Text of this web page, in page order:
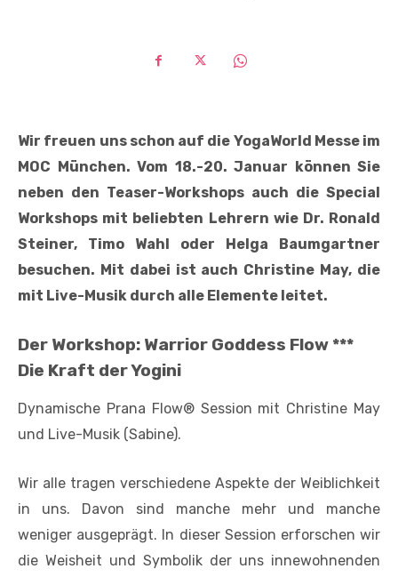
Wir freuen uns schon auf die YogaWorld Messe im
MOC München. Vom 18.-20. Januar können Sie
neben den Teaser-Workshops auch die Special
Workshops mit beliebten Lehrern wie Dr. Ronald
Steiner, Timo Wahl oder Helga Baumgartner
besuchen. Mit dabei ist auch Christine May, die
mit Live-Musik durch alle Elemente leitet.
Der Workshop: Warrior Goddess Flow ***
Die Kraft der Yogini
Dynamische Prana Flow® Session mit Christine May
und Live-Musik (Sabine).
Wir alle tragen verschiedene Aspekte der Weiblichkeit
in uns. Davon sind manche mehr und manche
weniger ausgeprägt. In dieser Session erforschen wir
die Weisheit und Symbolik der uns innewohnenden